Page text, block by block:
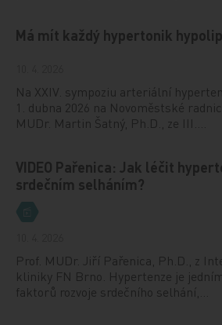
Má mít každý hypertonik
Na XXIV. sympoziu arteriální
1. dubna 2026 na Novoměstské
MUDr. Martin Šatný, Ph.D., ze III.…
VIDEO Pařenica: Jak léčit
srdečním selháním?
Prof. MUDr. Jiří Pařenica, Ph.D., z
kliniky FN Brno. Hypertenze je
faktorů rozvoje srdečního selhání,…